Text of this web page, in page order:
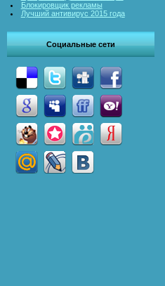
Блокировщик рекламы
Лучший антивирус 2015 года
Социальные сети